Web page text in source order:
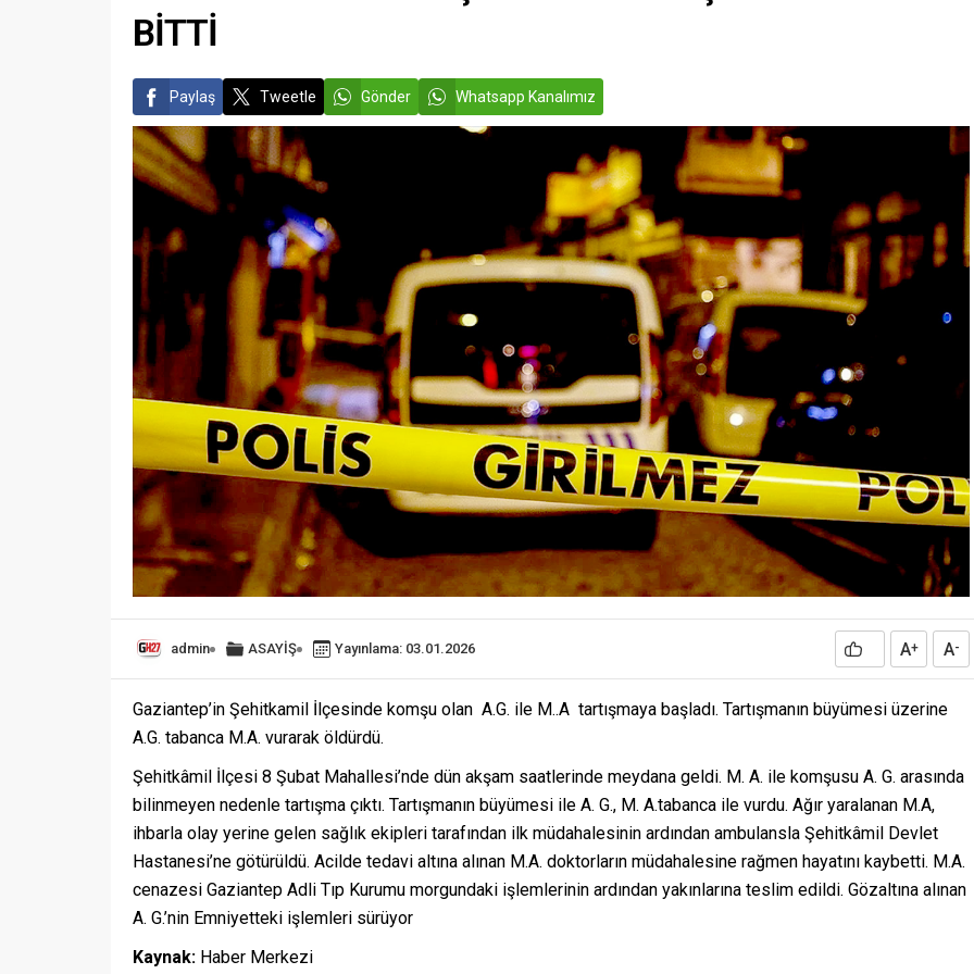
BİTTİ
Paylaş Tweetle Gönder Whatsapp Kanalımız
admin ASAYİŞ Yayınlama: 03.01.2026 A+ A-
Gaziantep’in Şehitkamil İlçesinde komşu olan A.G. ile M..A tartışmaya başladı. Tartışmanın büyümesi üzerine
A.G. tabanca M.A. vurarak öldürdü.
Şehitkâmil İlçesi 8 Şubat Mahallesi’nde dün akşam saatlerinde meydana geldi. M. A. ile komşusu A. G. arasında
bilinmeyen nedenle tartışma çıktı. Tartışmanın büyümesi ile A. G., M. A.tabanca ile vurdu. Ağır yaralanan M.A,
ihbarla olay yerine gelen sağlık ekipleri tarafından ilk müdahalesinin ardından ambulansla Şehitkâmil Devlet
Hastanesi’ne götürüldü. Acilde tedavi altına alınan M.A. doktorların müdahalesine rağmen hayatını kaybetti. M.A.
cenazesi Gaziantep Adli Tıp Kurumu morgundaki işlemlerinin ardından yakınlarına teslim edildi. Gözaltına alınan
A. G.’nin Emniyetteki işlemleri sürüyor
Kaynak: Haber Merkezi